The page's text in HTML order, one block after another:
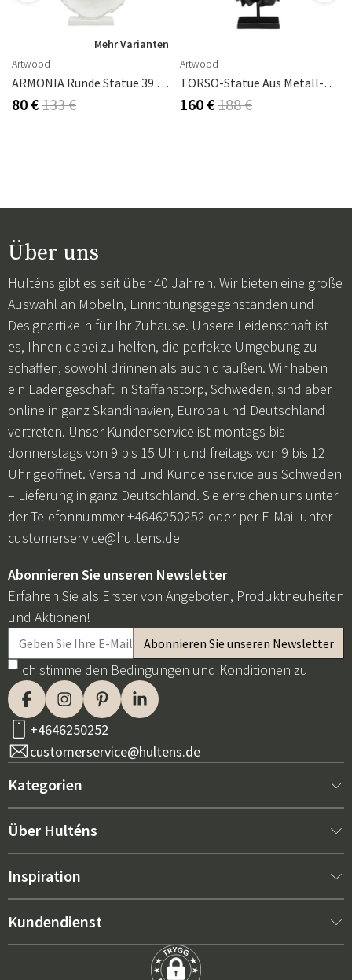
Mehr Varianten
Artwood
ARMONIA Runde Statue 39 Cm
80 €133 €
Artwood
TORSO-Statue Aus Metall-Antikbronze
160 €188 €
Über uns
Hulténs gibt es seit über 40 Jahren. Wir bieten eine große
Auswahl an Möbeln, Einrichtungsgegenständen und
Designartikeln für Ihr Zuhause. Unsere Leidenschaft ist
es, Ihnen dabei zu helfen, die perfekte Umgebung zu
schaffen, sowohl drinnen als auch draußen. Wir haben
ein Ladengeschäft in Staffanstorp, Schweden, sind aber
online in ganz Skandinavien, Europa und Deutschland
vertreten. Unser Kundenservice ist montags bis
donnerstags von 9 bis 15 Uhr und freitags von 9 bis 12
Uhr geöffnet. Versand und Kundenservice aus Schweden
– Lieferung in ganz Deutschland. Sie erreichen uns unter
der Telefonnummer +4646250252 oder per E-Mail unter
customerservice@hultens.de
Abonnieren Sie unseren Newsletter
Erfahren Sie als Erster von Angeboten, Produktneuheiten
und Aktionen!
Ich stimme den Bedingungen und Konditionen zu
+4646250252
customerservice@hultens.de
Kategorien
Neu bei uns
Innenausstattung
Über Hulténs
Über Hulténs
Verkaufsabteilung
Inspiration
Bestseller
Gartenmöbel-Trends 2026
Kundendienst